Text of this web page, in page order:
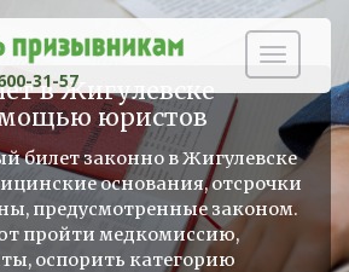
31-57
в Жигулевске
юристов
билет законно в Жигулевске
основания, отсрочки
предусмотренные законом.
пройти медкомиссию,
оспорить категорию